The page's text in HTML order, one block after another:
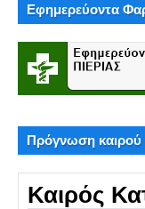
Εφημερεύοντα
Πρόγνωση καιρού
Καιρός